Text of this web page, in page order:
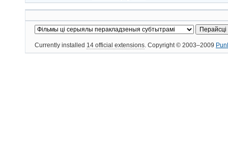
Currently installed 14 official extensions. Copyright © 2003–2009